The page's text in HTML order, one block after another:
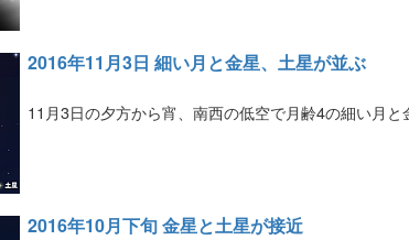
2016年11月3日 細い月と金星、土星が並ぶ
11月3日の夕方から宵、南西の低空で月齢4の細い月と
2016年10月下旬 金星と土星が接近